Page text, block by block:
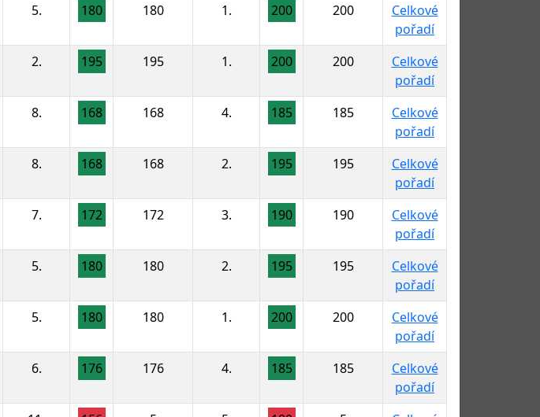
5. 180 180 1. 200 200
Celkové
pořadí
2. 195 195 1. 200 200
Celkové
pořadí
8. 168 168 4. 185 185
Celkové
pořadí
8. 168 168 2. 195 195
Celkové
pořadí
7. 172 172 3. 190 190
Celkové
pořadí
5. 180 180 2. 195 195
Celkové
pořadí
5. 180 180 1. 200 200
Celkové
pořadí
6. 176 176 4. 185 185
Celkové
pořadí